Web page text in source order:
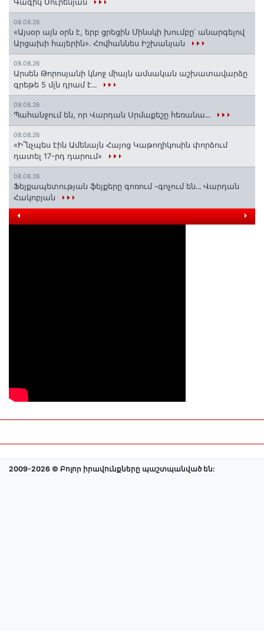
08.08.26
«Այսօր այն օրն է, երբ ցրեցին Մինսկի խումբը՝ անարգելով
Արցախի հայերին»․ Հովհաննես Իշխանյան
08.08.26
Արսեն Թորոսյանի կնոջ միայն ամսական աշխատավարձը
գրեթե 5 մլն դրամ է․․․
08.08.26
Պահանջում են, որ Վարդան Սրմաքեշը հեռանա․․․
08.08.26
«Ի՞նչպես էին Ամենայն Հայոց Կաթողիկոսին փորձում
դատել 17-րդ դարում»
08.08.26
Ֆեյքապետության ֆեյքերը գոռում -գոչում են․․․ Վարդան
Հակոբյան
2009-2026 © Բոլոր իրավունքները պաշտպանված են: